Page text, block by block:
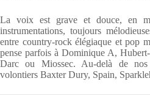
La voix est grave et douce, en
instrumentations, toujours
entre country-rock élégiaque et pop
pense parfois à Dominique A,
Darc ou Miossec. Au-delà de
volontiers Baxter Dury, Spain,